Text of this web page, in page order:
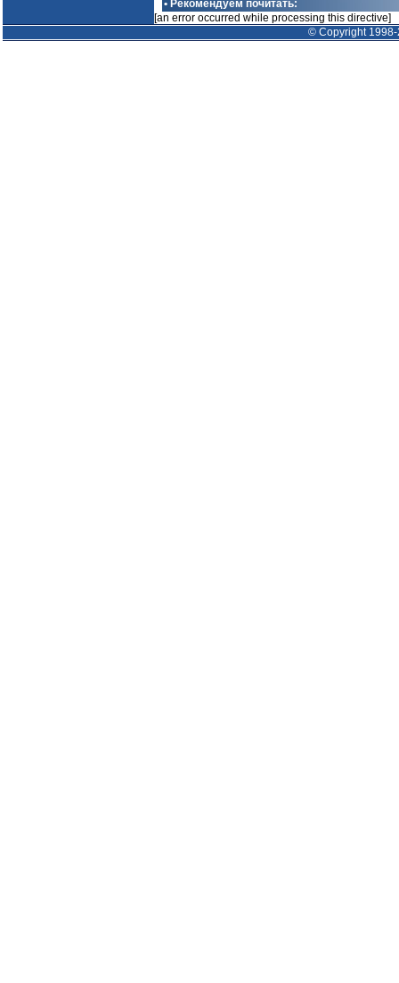
• Рекомендуем почитать:
[an error occurred while processing this directive]
© Copyright 1998-